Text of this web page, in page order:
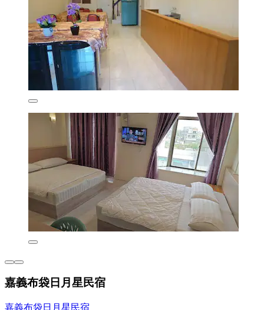
嘉義布袋日月星民宿
嘉義布袋日月星民宿